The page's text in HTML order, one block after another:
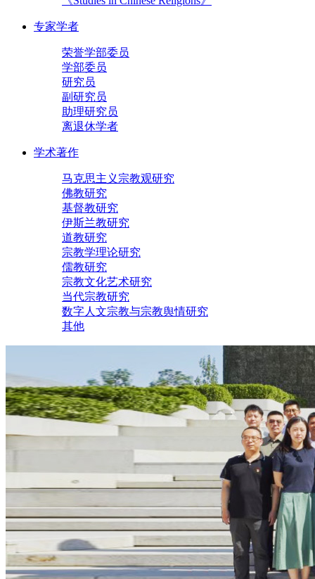
专家学者
荣誉学部委员
学部委员
研究员
副研究员
助理研究员
离退休学者
学术著作
马克思主义宗教观研究
佛教研究
基督教研究
伊斯兰教研究
道教研究
宗教学理论研究
儒教研究
宗教文化艺术研究
当代宗教研究
数字人文宗教与宗教舆情研究
其他